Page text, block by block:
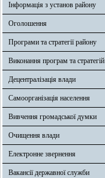
Інформація з установ району
Оголошення
Програми та стратегії району
Виконання програм та стратегій
Децентралізація влади
Самоорганізація населення
Вивчення громадської думки
Очищення влади
Електронне звернення
Вакансії державної служби